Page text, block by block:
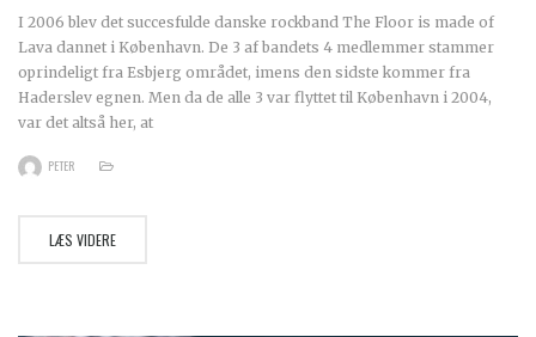
I 2006 blev det succesfulde danske rockband The Floor is made of
Lava dannet i København. De 3 af bandets 4 medlemmer stammer
oprindeligt fra Esbjerg området, imens den sidste kommer fra
Haderslev egnen. Men da de alle 3 var flyttet til København i 2004,
var det altså her, at
PETER
LÆS VIDERE